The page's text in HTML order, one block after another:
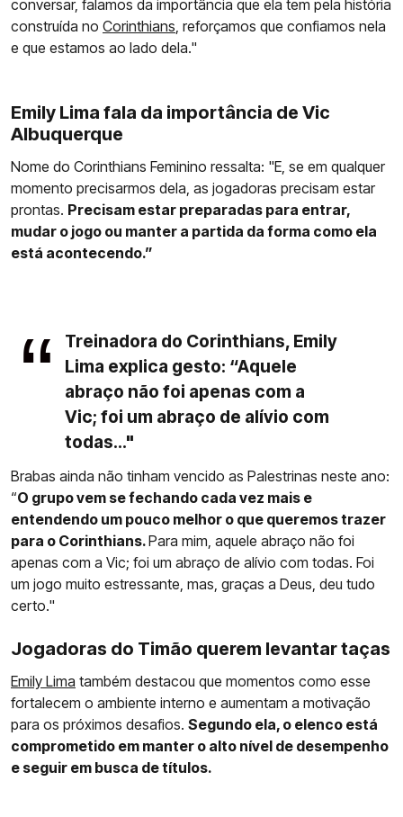
conversar, falamos da importância que ela tem pela história
construída no Corinthians , reforçamos que confiamos nela
e que estamos ao lado dela."
Emily Lima fala da importância de Vic
Albuquerque
Nome do Corinthians Feminino ressalta: "E, se em qualquer
momento precisarmos dela, as jogadoras precisam estar
prontas. Precisam estar preparadas para entrar,
mudar o jogo ou manter a partida da forma como ela
está acontecendo.”
Treinadora do Corinthians, Emily
Lima explica gesto: “Aquele
abraço não foi apenas com a
Vic; foi um abraço de alívio com
todas..."
Brabas ainda não tinham vencido as Palestrinas neste ano:
“O grupo vem se fechando cada vez mais e
entendendo um pouco melhor o que queremos trazer
para o Corinthians.Para mim, aquele abraço não foi
apenas com a Vic; foi um abraço de alívio com todas. Foi
um jogo muito estressante, mas, graças a Deus, deu tudo
certo."
Jogadoras do Timão querem levantar taças
Emily Lima também destacou que momentos como esse
fortalecem o ambiente interno e aumentam a motivação
para os próximos desafios. Segundo ela, o elenco está
comprometido em manter o alto nível de desempenho
e seguir em busca de títulos.